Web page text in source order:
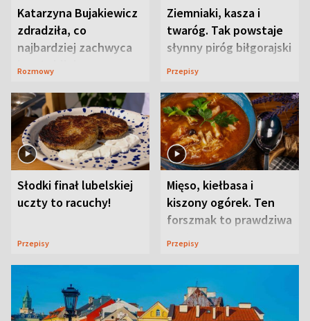
Katarzyna Bujakiewicz
zdradziła, co
najbardziej zachwyca
ją w Lublinie
Rozmowy
Ziemniaki, kasza i
twaróg. Tak powstaje
słynny piróg biłgorajski
Przepisy
Słodki finał lubelskiej
uczty to racuchy!
Przepisy
Mięso, kiełbasa i
kiszony ogórek. Ten
forszmak to prawdziwa
uczta
Przepisy